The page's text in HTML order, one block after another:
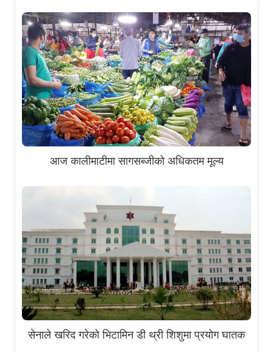
आज कालीमाटीमा सागसब्जीको अधिकतम मूल्य
सेनाले खरिद गरेको भिटामिन डी थ्री शिशुमा प्रयोग घातक